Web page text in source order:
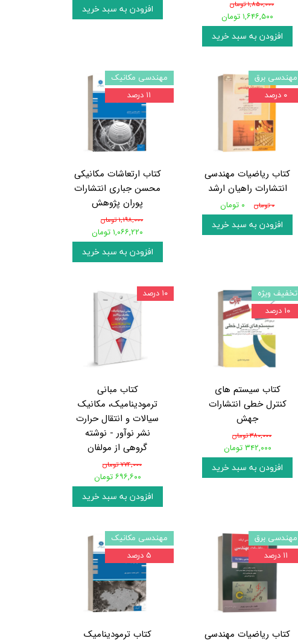
۱,۸۵۰,۰۰۰ تومان
۱,۶۴۶,۵۰۰ تومان
افزودن به سبد خرید
افزودن به سبد خرید
کتاب ریاضیات مهندسی
انتشارات راهیان ارشد
۰ تومان ۰ تومان
افزودن به سبد خرید
مهندسی برق
۰ درصد
کتاب ارتعاشات مکانیکی
محسن جباری انتشارات
پوران پژوهش
۱,۱۹۸,۰۰۰ تومان
۱,۰۶۶,۲۲۰ تومان
افزودن به سبد خرید
مهندسی مکانیک
۱۱ درصد
کتاب سیستم های
کنترل خطی انتشارات
جهش
۳۸۰,۰۰۰ تومان
۳۴۲,۰۰۰ تومان
افزودن به سبد خرید
تخفیف ویژه
۱۰ درصد
کتاب مبانی
ترمودینامیک، مکانیک
سیالات و انتقال حرارت
نشر نوآور - نوشته
گروهی از مولفان
۷۷۴,۰۰۰ تومان
۶۹۶,۶۰۰ تومان
افزودن به سبد خرید
۱۰ درصد
کتاب ریاضیات مهندسی
مهندسی برق
۱۱ درصد
کتاب ترمودینامیک
مهندسی مکانیک
۵ درصد